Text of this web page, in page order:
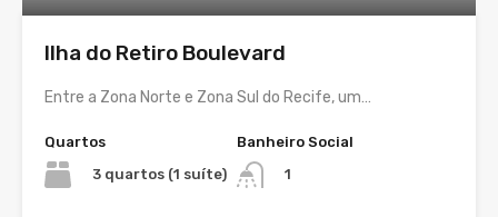
Ilha do Retiro Boulevard
Entre a Zona Norte e Zona Sul do Recife, um…
Quartos
3 quartos (1 suíte)
Banheiro Social
1